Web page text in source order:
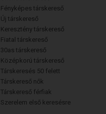
Fényképes társkereső
Új társkereső
Keresztény társkereső
Fiatal társkereső
30as társkereső
Középkorú társkereső
Társkeresés 50 felett
Társkereső nők
Társkereső férfiak
Szerelem első keresésre